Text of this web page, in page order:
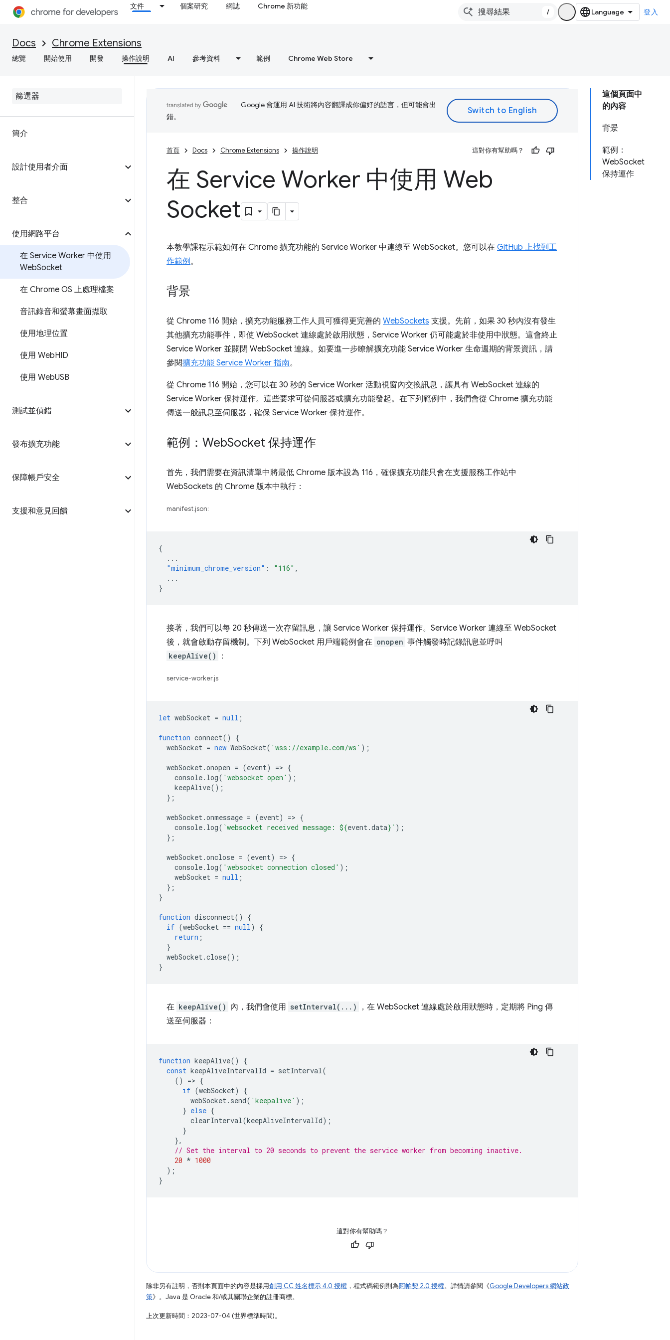
文件 個案研究 網誌 Chrome 新功能
/ 登入
Docs Chrome Extensions
總覽 開始使用 開發 操作說明 AI 參考資料 範例 Chrome Web Store
簡介
設計使用者介面
整合
使用網路平台
在 Service Worker 中使用
WebSocket
在 Chrome OS 上處理檔案
音訊錄音和螢幕畫面擷取
使用地理位置
使用 WebHID
使用 WebUSB
測試並偵錯
發布擴充功能
保障帳戶安全
支援和意見回饋
這個頁面中
的內容
背景
範例：
WebSocket
保持運作
Google 會運用 AI 技術將內容翻譯成你偏好的語言，但可能會出
錯。
首頁 Docs Chrome Extensions 操作說明 這對你有幫助嗎？
在 Service Worker 中使用 Web
Socket
本教學課程示範如何在 Chrome 擴充功能的 Service Worker 中連線至 WebSocket。您可以在 GitHub 上找到工
作範例。
背景
從 Chrome 116 開始，擴充功能服務工作人員可獲得更完善的 WebSockets 支援。先前，如果 30 秒內沒有發生
其他擴充功能事件，即使 WebSocket 連線處於啟用狀態，Service Worker 仍可能處於非使用中狀態。這會終止
Service Worker 並關閉 WebSocket 連線。如要進一步瞭解擴充功能 Service Worker 生命週期的背景資訊，請
參閱擴充功能 Service Worker 指南。
從 Chrome 116 開始，您可以在 30 秒的 Service Worker 活動視窗內交換訊息，讓具有 WebSocket 連線的
Service Worker 保持運作。這些要求可從伺服器或擴充功能發起。在下列範例中，我們會從 Chrome 擴充功能
傳送一般訊息至伺服器，確保 Service Worker 保持運作。
範例：WebSocket 保持運作
首先，我們需要在資訊清單中將最低 Chrome 版本設為 116，確保擴充功能只會在支援服務工作站中
WebSockets 的 Chrome 版本中執行：
manifest.json:
{
...
"minimum_chrome_version" : "116" ,
...
}
接著，我們可以每 20 秒傳送一次存留訊息，讓 Service Worker 保持運作。Service Worker 連線至 WebSocket
後，就會啟動存留機制。下列 WebSocket 用戶端範例會在 onopen 事件觸發時記錄訊息並呼叫
keepAlive() ：
service-worker.js
let webSocket = null ;
function connect()
{
webSocket = new WebSocket( 'wss://example.com/ws' );
webSocket.onopen = (event) => {
console. log( 'websocket open' );
keepAlive();
};
webSocket.onmessage = (event) => {
console. log( `websocket received message: ${event.data} ` );
};
webSocket.onclose = (event) => {
console. log( 'websocket connection closed' );
webSocket = null ;
};
}
function disconnect()
{
if (webSocket == null)
{
return ;
}
webSocket.close();
}
在 keepAlive() 內，我們會使用 setInterval(...)
，在 WebSocket 連線處於啟用狀態時，定期將 Ping 傳
送至伺服器：
function keepAlive()
{
const keepAliveIntervalId = setInterval(
()
=> {
if (webSocket)
{
webSocket. send( 'keepalive' );
} else {
clearInterval(keepAliveIntervalId);
}
},
// Set the interval to 20 seconds to prevent the service worker from becoming inactive.
20 * 1000
);
}
這對你有幫助嗎？
除非另有註明，否則本頁面中的內容是採用創用 CC 姓名標示 4.0 授權 ，程式碼範例則為阿帕契 2.0 授權。詳情請參閱《Google Developers 網站政
策》。Java 是 Oracle 和/或其關聯企業的註冊商標。
上次更新時間：2023-07-04 (世界標準時間)。